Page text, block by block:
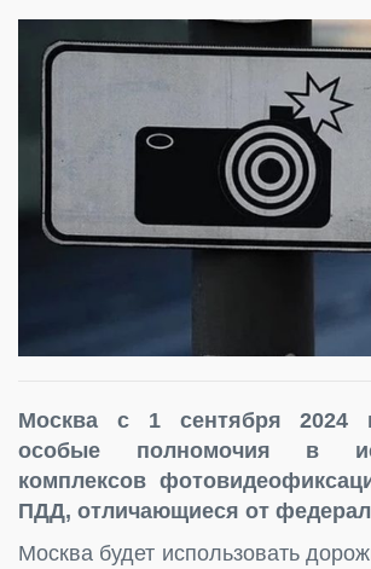
Москва с 1 сентября 2024
особые полномочия в
комплексов
ПДД, отличающиеся от
Москва будет использовать